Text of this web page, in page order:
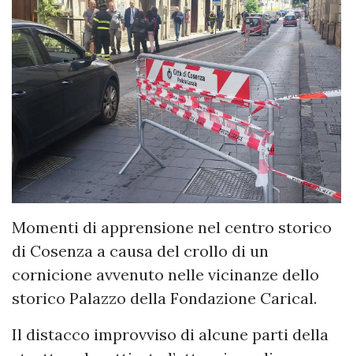
Momenti di apprensione nel centro storico
di Cosenza a causa del crollo di un
cornicione avvenuto nelle vicinanze dello
storico Palazzo della Fondazione Carical.
Il distacco improvviso di alcune parti della